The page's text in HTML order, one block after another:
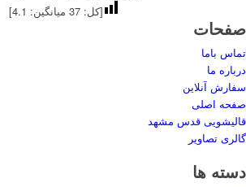
[کل: 37 میانگین: 4.1
]
صفحات
تماس باما
درباره ما
سفارش آنلاین
صفحه اصلی
قالیشویی قدس مشهد
گالری تصاویر
دسته ها